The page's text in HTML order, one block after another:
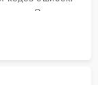
Оценка
без